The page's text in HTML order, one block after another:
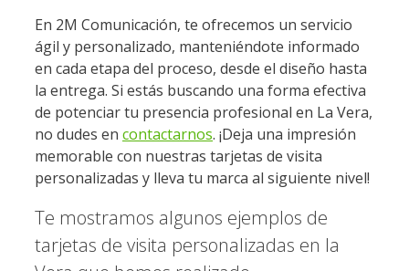
En 2M Comunicación, te ofrecemos un servicio
ágil y personalizado, manteniéndote informado
en cada etapa del proceso, desde el diseño hasta
la entrega. Si estás buscando una forma efectiva
de potenciar tu presencia profesional en La Vera,
no dudes en contactarnos. ¡Deja una impresión
memorable con nuestras tarjetas de visita
personalizadas y lleva tu marca al siguiente nivel!
Te mostramos algunos ejemplos de
tarjetas de visita personalizadas en la